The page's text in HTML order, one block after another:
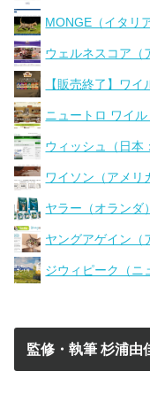
MONGE（イタリア
ウェルネスコア（
【販売終了】ワイ
ニュートロ ワイル
ウィッシュ（日本
ワイソン（アメリ
ヤラー（オランダ）
ヤングアゲイン（
ジウィピーク（ニ
監修・執筆 杉浦由